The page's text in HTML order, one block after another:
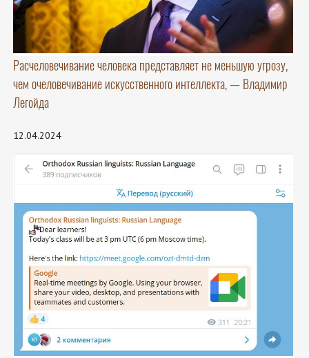
Расчеловечивание человека представляет не меньшую угрозу,
чем очеловечивание искусственного интеллекта, — Владимир
Легойда
12.04.2024